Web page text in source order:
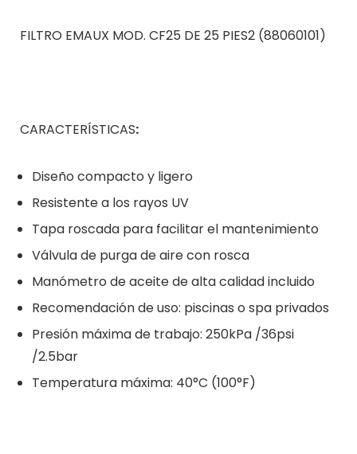
FILTRO EMAUX MOD. CF25 DE 25 PIES2 (88060101)
CARACTERÍSTICAS:
Diseño compacto y ligero
Resistente a los rayos UV
Tapa roscada para facilitar el mantenimiento
Válvula de purga de aire con rosca
Manómetro de aceite de alta calidad incluido
Recomendación de uso: piscinas o spa privados
Presión máxima de trabajo: 250kPa /36psi
/2.5bar
Temperatura máxima: 40°C (100°F)